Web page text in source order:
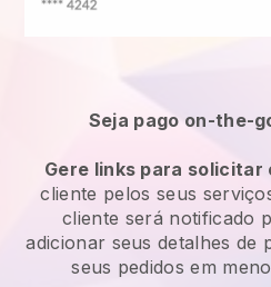
Seja pago on-the-
Gere links para solicitar
cliente pelos seus
cliente será notificado
adicionar seus detalhes de
seus pedidos em